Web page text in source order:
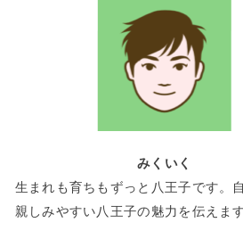
みくいく
生まれも育ちもずっと八王子です。
親しみやすい八王子の魅力を伝えます